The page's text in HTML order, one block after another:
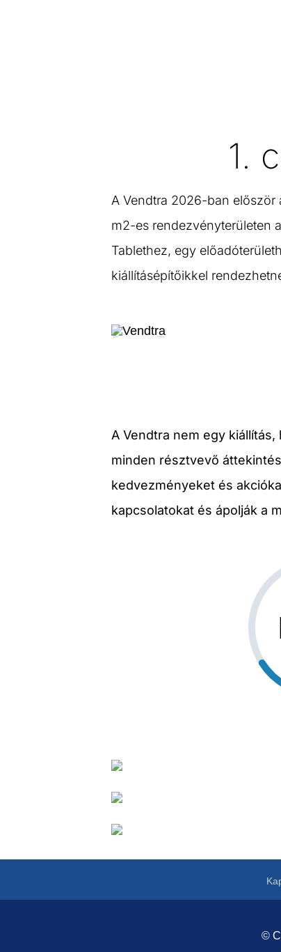
1.
A Vendtra 2026-ban először
m2-es rendezvényterületen
Tablethez, egy
kiállításépítőikkel
A Vendtra nem egy
minden résztvevő
kedvezményeket és
kapcsolatokat és ápolják a
©